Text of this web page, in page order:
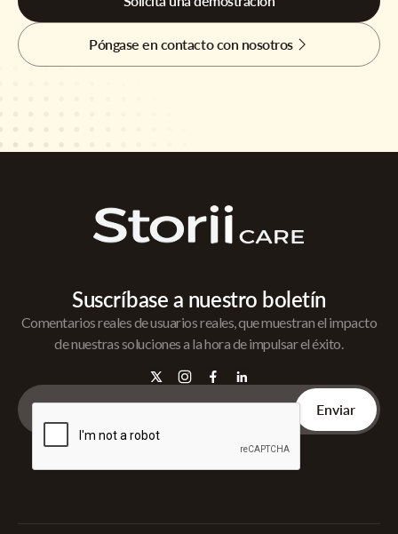
Póngase en contacto con nosotros
Suscríbase a nuestro boletín
Comentarios reales de usuarios reales, que muestran el impacto
de nuestras soluciones a la hora de impulsar el éxito.